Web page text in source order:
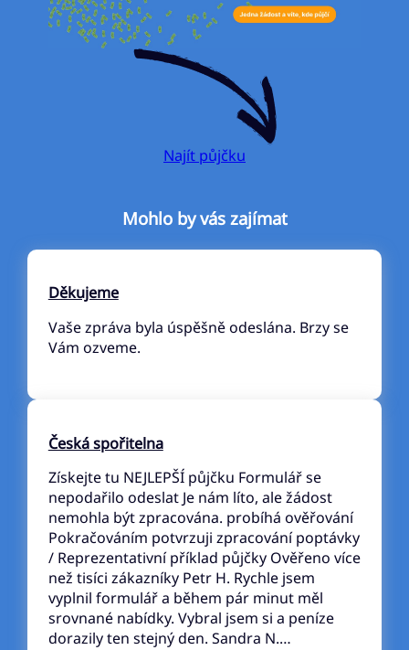
Najít půjčku
Mohlo by vás zajímat
Děkujeme
Vaše zpráva byla úspěšně odeslána. Brzy se
Vám ozveme.
Česká spořitelna
Získejte tu NEJLEPŠÍ půjčku Formulář se
nepodařilo odeslat Je nám líto, ale žádost
nemohla být zpracována. probíhá ověřování
Pokračováním potvrzuji zpracování poptávky
/ Reprezentativní příklad půjčky Ověřeno více
než tisíci zákazníky Petr H. Rychle jsem
vyplnil formulář a během pár minut měl
srovnané nabídky. Vybral jsem si a peníze
dorazily ten stejný den. Sandra N.…